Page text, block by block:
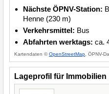
Nächste ÖPNV-Station:
Henne (230 m)
Verkehrsmittel: Bus
Abfahrten werktags: ca.
Kartendaten ©OpenStreetMap , ÖPNV-
Lageprofil für Immobilien